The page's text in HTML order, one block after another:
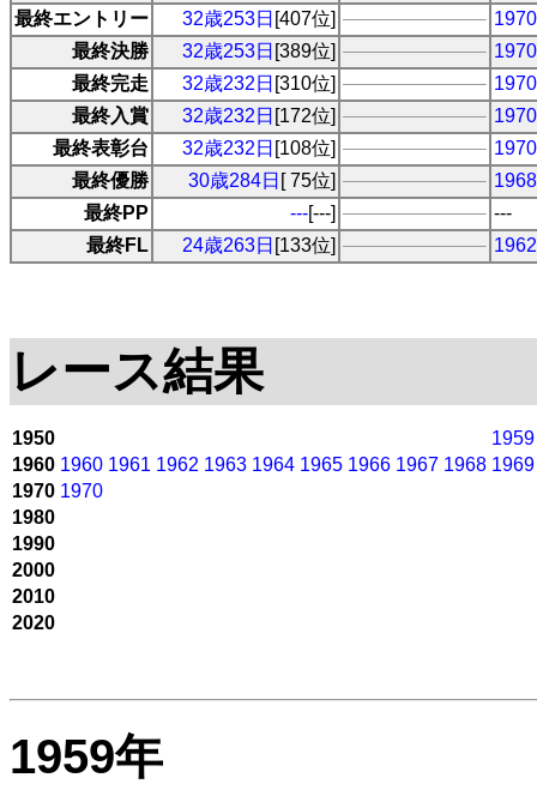
最終エントリー
32歳253日 [407位]
最終決勝
32歳253日 [389位]
最終完走
32歳232日 [310位]
最終入賞
32歳232日 [172位]
最終表彰台
32歳232日 [108位]
最終優勝
30歳284日 [ 75位]
最終PP
---[---]
---
最終FL
24歳263日 [133位]
レース結果
1950
1959
1960 1960 1961 1962 1963 1964 1965 1966 1967 1968 1969
1970 1970
1980
1990
2000
2010
2020
1959年